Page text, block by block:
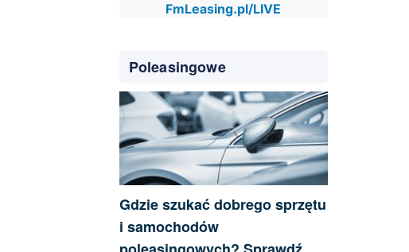
FmLeasing.pl/LIVE
Poleasingowe
Gdzie szukać dobrego sprzętu
i samochodów